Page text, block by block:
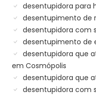
desentupidora para
desentupimento de
desentupidora com
desentupimento de
desentupidora que
em Cosmópolis
desentupidora que
desentupidora com